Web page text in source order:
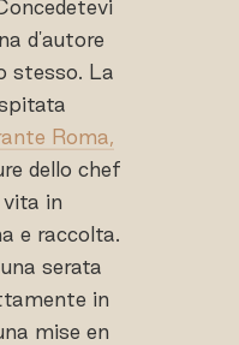
d'autore
stesso. La
Roma,
dello chef
vita in
e raccolta.
serata
in
mise en